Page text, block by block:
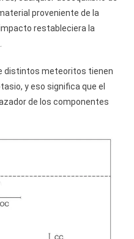
proveniente de la
restableciera la
distintos meteoritos tienen
y eso significa que el
de los componentes